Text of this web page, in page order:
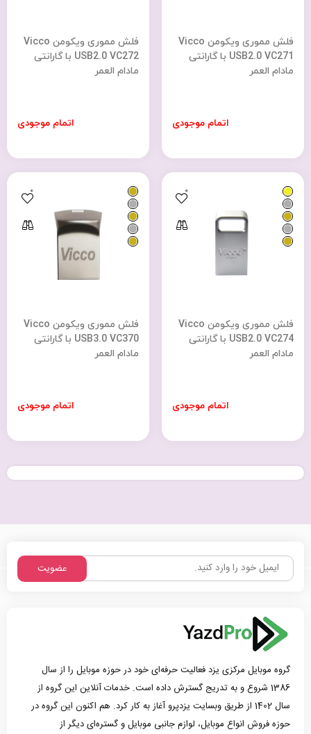
فلش مموری ویکومن Vicco
USB2.0 VC271 با گارانتی
مادام العمر
اتمام موجودی
فلش مموری ویکومن Vicco
USB2.0 VC272 با گارانتی
مادام العمر
اتمام موجودی
فلش مموری ویکومن Vicco
USB2.0 VC274 با گارانتی
مادام العمر
اتمام موجودی
0
فلش مموری ویکومن Vicco
USB3.0 VC370 با گارانتی
مادام العمر
اتمام موجودی
0
عضویت
گروه موبایل مرکزی یزد فعالیت حرفه‌ای خود در حوزه موبایل را از سال
1386 شروع و به تدریج گسترش داده است. خدمات آنلاین این گروه از
سال 1402 از طریق وبسایت یزدپرو آغاز به کار کرد. هم اکنون این گروه در
حوزه فروش انواع موبایل، لوازم جانبی موبایل و گستره‌ای دیگر از